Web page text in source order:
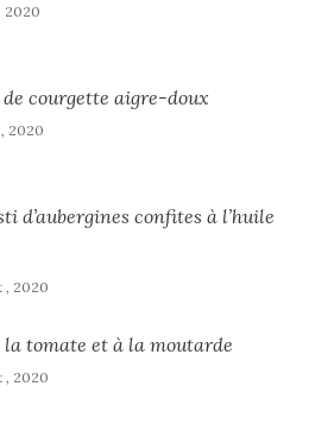
2020
de courgette aigre-doux
2020
d’aubergines confites à l’huile
, 2020
la tomate et à la moutarde
, 2020